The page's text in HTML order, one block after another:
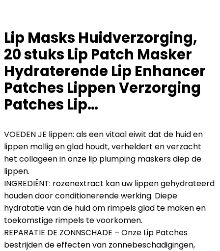
Lip Masks Huidverzorging,
20 stuks Lip Patch Masker
Hydraterende Lip Enhancer
Patches Lippen Verzorging
Patches Lip…
VOEDEN JE lippen: als een vitaal eiwit dat de huid en
lippen mollig en glad houdt, verheldert en verzacht
het collageen in onze lip plumping maskers diep de
lippen.
INGREDIËNT: rozenextract kan uw lippen gehydrateerd
houden door conditionerende werking. Diepe
hydratatie van de huid om rimpels glad te maken en
toekomstige rimpels te voorkomen.
REPARATIE DE ZONNSCHADE – Onze Lip Patches
bestrijden de effecten van zonnebeschadigingen,